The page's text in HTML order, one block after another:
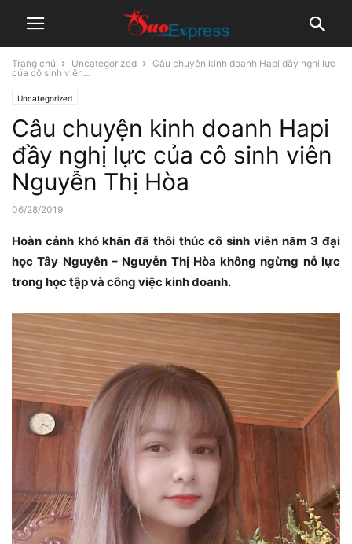
Trang chủ Uncategorized
Câu chuyện kinh doanh Hapi đầy nghị lực
của cô sinh viên...
Uncategorized
Câu chuyện kinh doanh Hapi
đầy nghị lực của cô sinh viên
Nguyễn Thị Hòa
06/28/2019
Hoàn cảnh khó khăn đã thôi thúc cô sinh viên năm 3 đại
học Tây Nguyên – Nguyễn Thị Hòa không ngừng nỗ lực
trong học tập và công việc kinh doanh.